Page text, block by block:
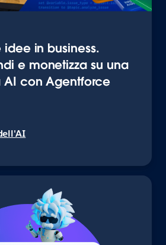
idee in business.
e monetizza su una
AI con Agentforce